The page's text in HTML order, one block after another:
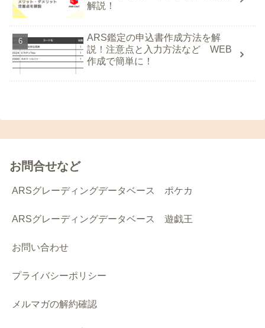
解説！
ARS鑑定の申込書作成方法を解
説！注意点と入力方法など WEB
作成で簡単に！
お問合せなど
ARSグレーディングデータベース ポケカ
ARSグレーディングデータベース 遊戯王
お問い合わせ
プライバシーポリシー
メルマガの解約確認